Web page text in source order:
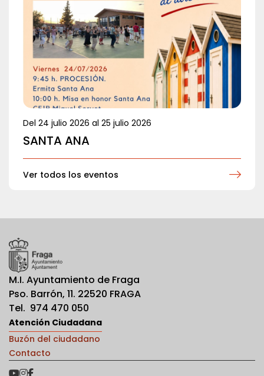
Del 24 julio 2026 al 25 julio 2026
SANTA ANA
Ver todos los eventos
M.I. Ayuntamiento de Fraga
Pso. Barrón, 11. 22520 FRAGA
Tel. 974 470 050
Atención Ciudadana
Buzón del ciudadano
Contacto